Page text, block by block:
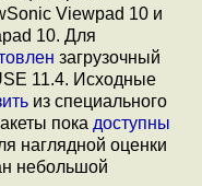
Viewpad 10 и
10. Для
загрузочный
11.4. Исходные
из специального
пока доступны
наглядной оценки
небольшой